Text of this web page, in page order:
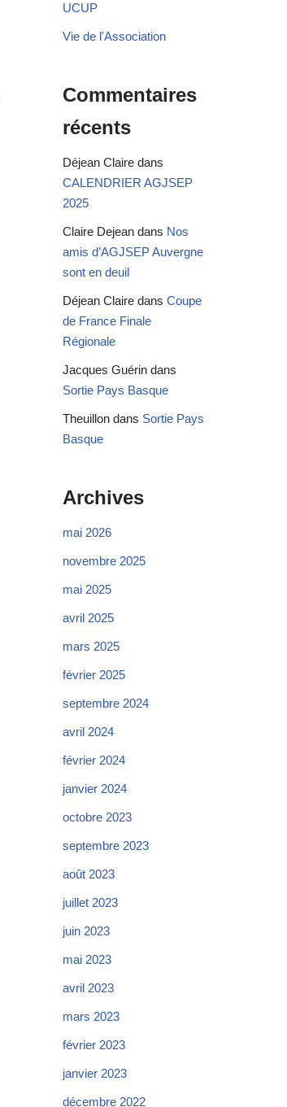
UCUP
Vie de l'Association
Commentaires
récents
Déjean Claire dans
CALENDRIER AGJSEP
2025
Claire Dejean dans Nos
amis d’AGJSEP Auvergne
sont en deuil
Déjean Claire dans Coupe
de France Finale
Régionale
Jacques Guérin dans
Sortie Pays Basque
Theuillon dans Sortie Pays
Basque
Archives
mai 2026
novembre 2025
mai 2025
avril 2025
mars 2025
février 2025
septembre 2024
avril 2024
février 2024
janvier 2024
octobre 2023
septembre 2023
août 2023
juillet 2023
juin 2023
mai 2023
avril 2023
mars 2023
février 2023
janvier 2023
décembre 2022